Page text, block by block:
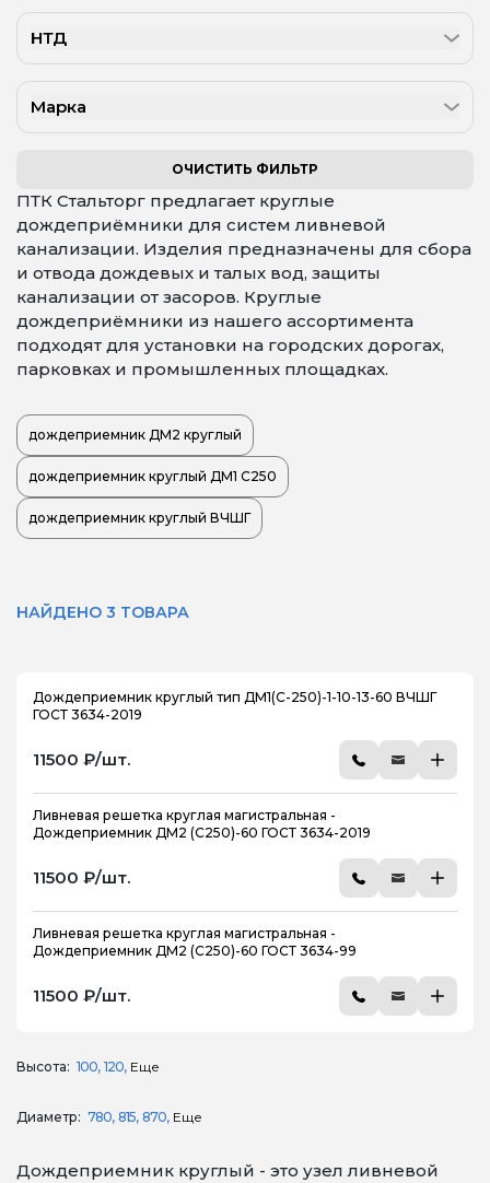
НТД
Марка
ОЧИСТИТЬ ФИЛЬТР
ПТК Стальторг предлагает круглые
дождеприёмники для систем ливневой
канализации. Изделия предназначены для сбора
и отвода дождевых и талых вод, защиты
канализации от засоров. Круглые
дождеприёмники из нашего ассортимента
подходят для установки на городских дорогах,
парковках и промышленных площадках.
дождеприемник ДМ2 круглый
дождеприемник круглый ДМ1 С250
дождеприемник круглый ВЧШГ
НАЙДЕНО 3 ТОВАРА
Дождеприемник круглый тип ДМ1(С-250)-1-10-13-60 ВЧШГ
ГОСТ 3634-2019
11500 ₽/шт.
Ливневая решетка круглая магистральная -
Дождеприемник ДМ2 (С250)-60 ГОСТ 3634-2019
11500 ₽/шт.
Ливневая решетка круглая магистральная -
Дождеприемник ДМ2 (С250)-60 ГОСТ 3634-99
11500 ₽/шт.
Высота: 100 120 Еще
Диаметр: 780 815 870 Еще
Дождеприемник круглый - это узел ливневой